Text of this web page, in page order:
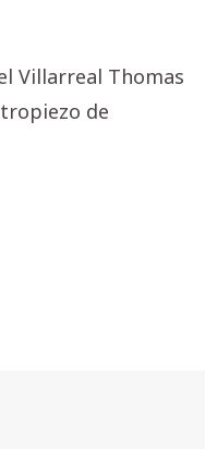
Villarreal Thomas
de